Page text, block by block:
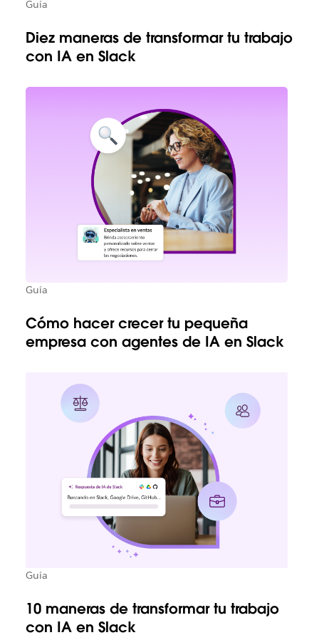
Guía
Diez maneras de transformar tu trabajo
con IA en Slack
Guía
Cómo hacer crecer tu pequeña
empresa con agentes de IA en Slack
Guía
10 maneras de transformar tu trabajo
con IA en Slack